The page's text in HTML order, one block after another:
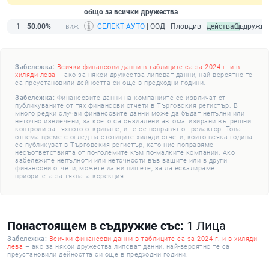
общо за всички дружества
1
50.00% СЕЛЕКТ АУТО | ООД | Пловдив | действащ
Забележка: Всички финансови данни в таблиците са за 2024 г. и в
хиляди лева – ако за някои дружества липсват данни, най-вероятно те
са преустановили дейността си още в предходни години.
Забележка: Финансовите данни на компаниите се извличат от
публикуваните от тях финансови отчети в Търговския регистър. В
много редки случаи финансовите данни може да бъдат непълни или
неточно извлечени, за което са създадени автоматизирани вътрешни
контроли за тяхното откриване, и те се поправят от редактор. Това
отнема време с оглед на стотиците хиляди отчети, които всяка година
се публикуват в Търговския регистър, като ние поправяме
несъответствията от по-големите към по-малките компании. Ако
забележите непълноти или неточности във вашите или в други
финансови отчети, можете да ни пишете, за да ескалираме
приоритета за тяхната корекция.
Понастоящем в съдружие със: 1 Лица
Забележка: Всички финансови данни в таблиците са за 2024 г. и в хиляди
лева – ако за някои дружества липсват данни, най-вероятно те са
преустановили дейността си още в предходни години.